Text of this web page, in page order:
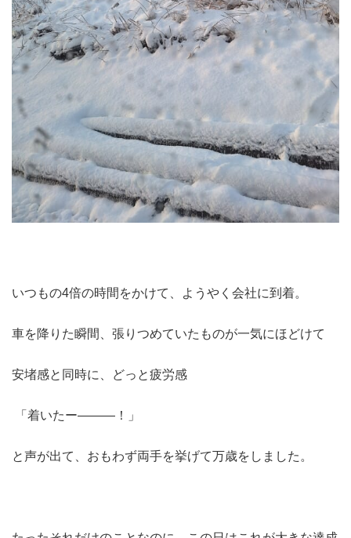
いつもの4倍の時間をかけて、ようやく会社に到着。
車を降りた瞬間、張りつめていたものが一気にほどけて
安堵感と同時に、どっと疲労感
「着いたー―――！」
と声が出て、おもわず両手を挙げて万歳をしました。